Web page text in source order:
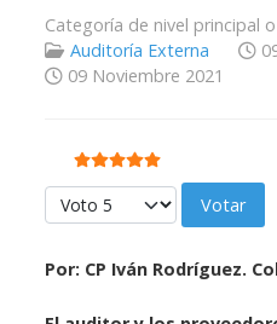
Categoría de nivel principal
Auditoría Externa
09 Noviembre 2021
Ratio:5/5
Por favor, vote
Por: CP Iván Rodríguez.